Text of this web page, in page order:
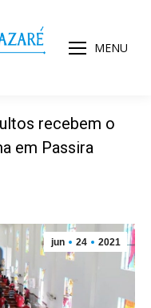
MENU
recebem o
em Passira
jun 24 2021